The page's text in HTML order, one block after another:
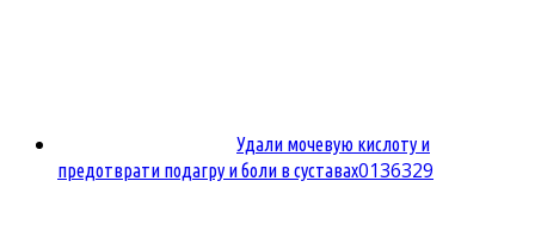
Удали мочевую кислоту и
предотврати подагру и боли в суставах0136329